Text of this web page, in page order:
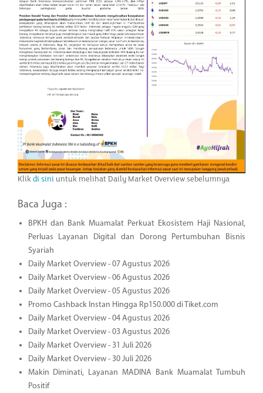
Klikdi sini untuk melihat Daily Market Overview sebelumnya
Baca Juga :
BPKH dan Bank Muamalat Perkuat Ekosistem Haji Nasional,
Perluas Layanan Digital dan Dorong Pertumbuhan Bisnis
Syariah
Daily Market Overview - 07 Agustus 2026
Daily Market Overview - 06 Agustus 2026
Daily Market Overview - 05 Agustus 2026
Promo Cashback Instan Hingga Rp150.000 di Tiket.com
Daily Market Overview - 04 Agustus 2026
Daily Market Overview - 03 Agustus 2026
Daily Market Overview - 31 Juli 2026
Daily Market Overview - 30 Juli 2026
Makin Diminati, Layanan MADINA Bank Muamalat Tumbuh
Positif